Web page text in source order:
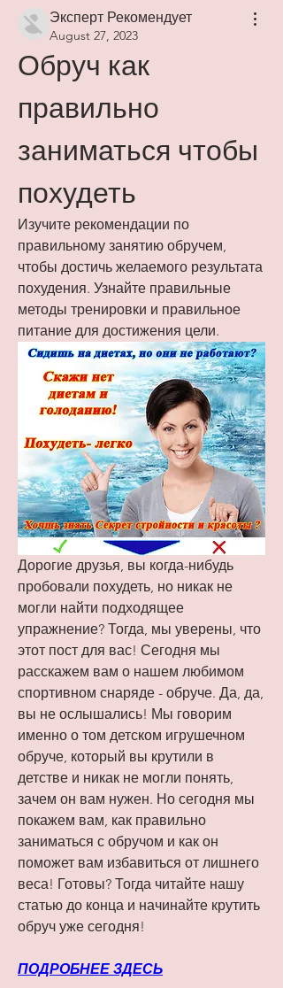
Эксперт Рекомендует
August 27, 2023
Обруч как
правильно
заниматься чтобы
похудеть
Изучите рекомендации по
правильному занятию обручем,
чтобы достичь желаемого результата
похудения. Узнайте правильные
методы тренировки и правильное
питание для достижения цели.
Дорогие друзья, вы когда-нибудь
пробовали похудеть, но никак не
могли найти подходящее
упражнение? Тогда, мы уверены, что
этот пост для вас! Сегодня мы
расскажем вам о нашем любимом
спортивном снаряде - обруче. Да, да,
вы не ослышались! Мы говорим
именно о том детском игрушечном
обруче, который вы крутили в
детстве и никак не могли понять,
зачем он вам нужен. Но сегодня мы
покажем вам, как правильно
заниматься с обручом и как он
поможет вам избавиться от лишнего
веса! Готовы? Тогда читайте нашу
статью до конца и начинайте крутить
обруч уже сегодня!
ПОДРОБНЕЕ ЗДЕСЬ